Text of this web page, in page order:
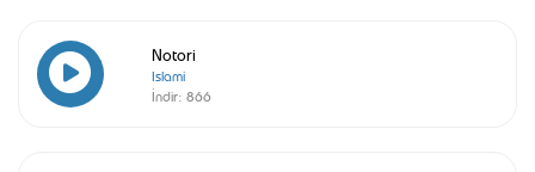
Notori
Islami
İndir: 866